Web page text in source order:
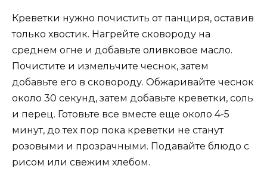
Креветки нужно почистить от панциря, оставив
только хвостик. Нагрейте сковороду на
среднем огне и добавьте оливковое масло.
Почистите и измельчите чеснок, затем
добавьте его в сковороду. Обжаривайте чеснок
около 30 секунд, затем добавьте креветки, соль
и перец. Готовьте все вместе еще около 4-5
минут, до тех пор пока креветки не станут
розовыми и прозрачными. Подавайте блюдо с
рисом или свежим хлебом.